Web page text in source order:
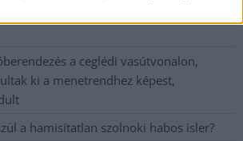
a ceglédi vasútvonalon,
ki a menetrendhez képest,
a hamisítatlan szolnoki habos isler?